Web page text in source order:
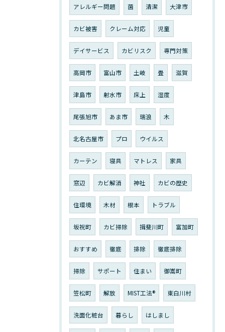
アレルギー問題 菌 清潔 大津市
カビ被害 クレーム対応 児童
デイサービス カビリスク 専門対策
高岡市 富山市 土岐 畳 滋賀
津島市 射水市 床上 湿度
尾張旭市 あま市 瑞浪 木
北名古屋市 プロ ウイルス
カーテン 寝具 マトレス 家具
窓辺 カビ解消 神社 カビの歴史
住環境 木材 根本 トラブル
坂祝町 カビ掃除 揖斐川町 富加町
おすすめ 徹底 排除 徹底排除
掃除 サポート 住まい 御嵩町
笠松町 解放 MIST工法®︎ 東白川村
洗面化粧台 暮らし はしまし